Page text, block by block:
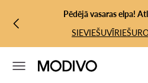
PĀRIET UZ GALVENO SATURU
PĀRIET UZ MEKLĒŠANU
Pēdējā vasaras elpa!
SIEVIEŠUVĪRIEŠU